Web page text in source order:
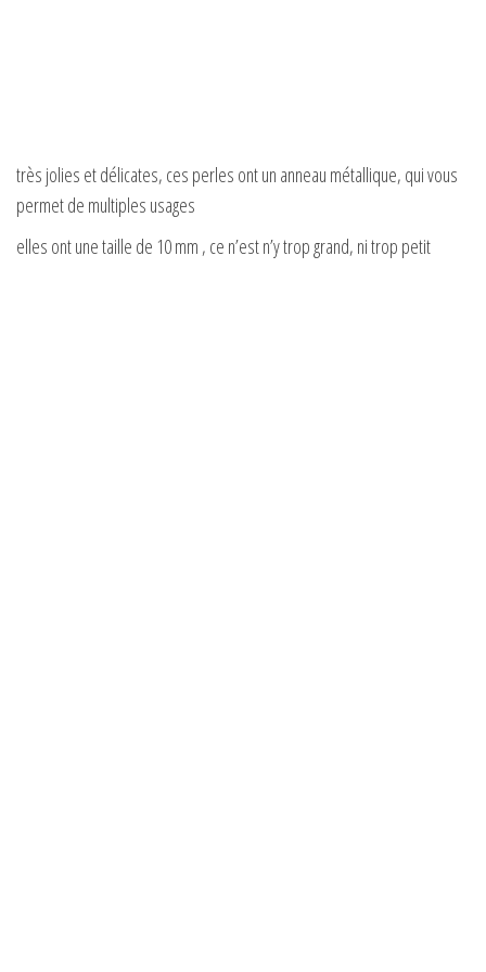
très jolies et délicates, ces perles ont un anneau métallique, qui vous
permet de multiples usages
elles ont une taille de 10 mm , ce n’est n’y trop grand, ni trop petit